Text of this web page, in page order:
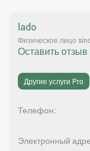
lado
Физическое лицо
Оставить отзыв
Другие услуги Pro
Телефон
Электронный